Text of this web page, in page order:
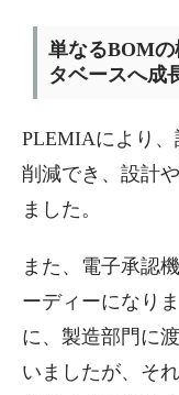
単なるBOM
タベースへ成
PLEMIAにより
削減でき、設計
ました。
また、電子承認
ーディーになり
に、製造部門に
いましたが、そ